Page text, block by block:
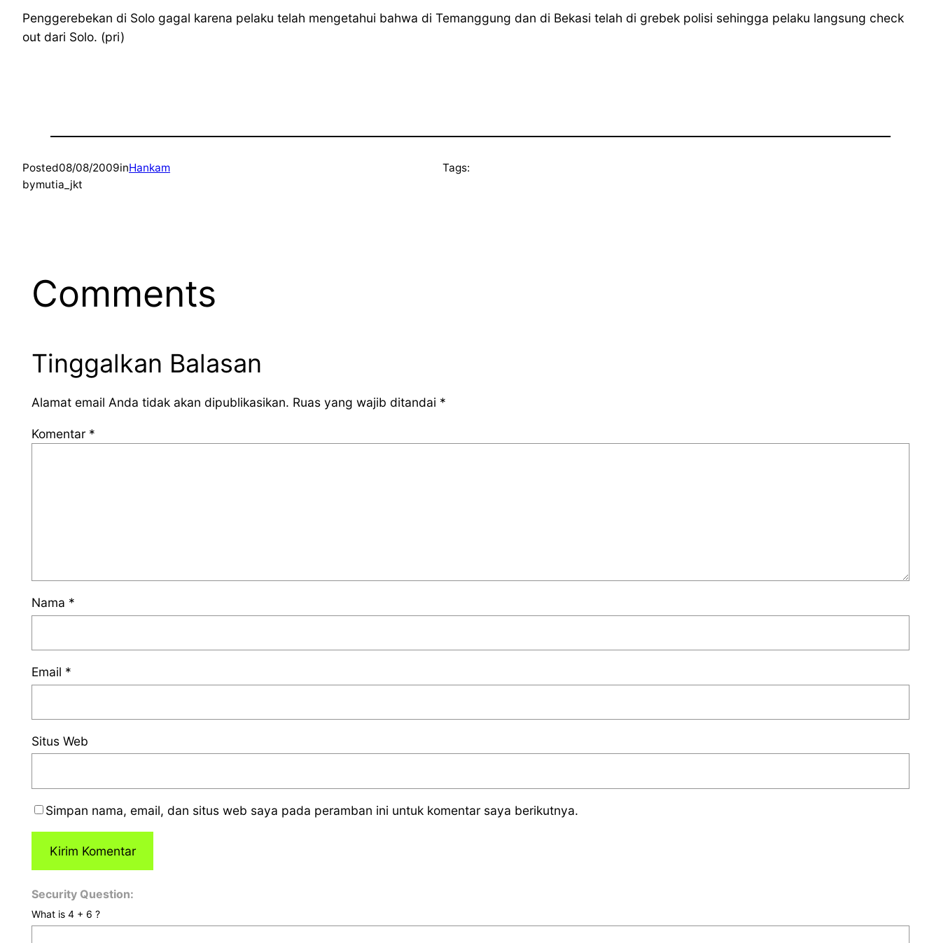
Penggerebekan di Solo gagal karena pelaku telah mengetahui bahwa di Temanggung dan di Bekasi telah di grebek polisi sehingga pelaku langsung check
out dari Solo. (pri)
Posted08/08/2009inHankam
bymutia_jkt
Tags:
Comments
Tinggalkan Balasan
Alamat email Anda tidak akan dipublikasikan. Ruas yang wajib ditandai *
Komentar *
Nama *
Email *
Situs Web
Simpan nama, email, dan situs web saya pada peramban ini untuk komentar saya berikutnya.
Security Question:
What is 4 + 6 ?